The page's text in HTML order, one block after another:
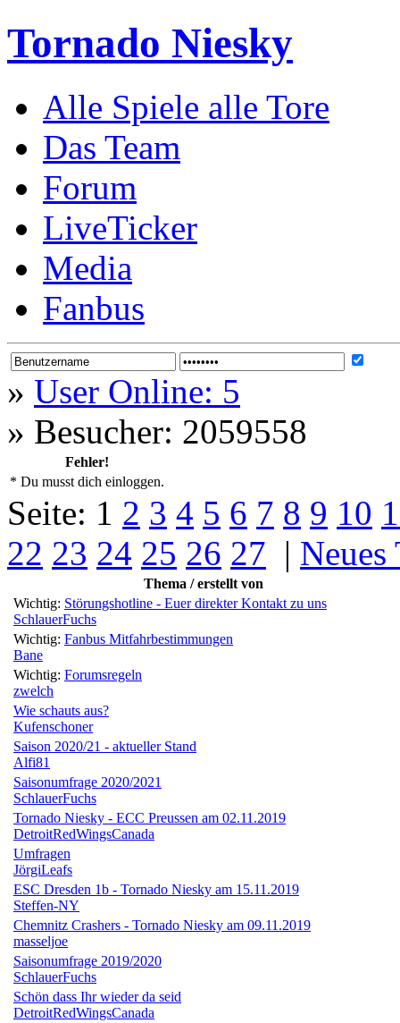
Tornado Niesky
Alle Spiele alle Tore
Das Team
Forum
LiveTicker
Media
Fanbus
» User Online: 5
» Besucher: 2059558
Fehler!
* Du musst dich einloggen.
Seite: 1 2 3 4 5 6 7 8 9 10
22 23 24 25 26 27 | Neues
Thema / erstellt von
Wichtig: Störungshotline - Euer direkter Kontakt zu uns
SchlauerFuchs
Wichtig: Fanbus Mitfahrbestimmungen
Bane
Wichtig: Forumsregeln
zwelch
Wie schauts aus?
Kufenschoner
Saison 2020/21 - aktueller Stand
Alfi81
Saisonumfrage 2020/2021
SchlauerFuchs
Tornado Niesky - ECC Preussen am 02.11.2019
DetroitRedWingsCanada
Umfragen
JörgiLeafs
ESC Dresden 1b - Tornado Niesky am 15.11.2019
Steffen-NY
Chemnitz Crashers - Tornado Niesky am 09.11.2019
masseljoe
Saisonumfrage 2019/2020
SchlauerFuchs
Schön dass Ihr wieder da seid
DetroitRedWingsCanada